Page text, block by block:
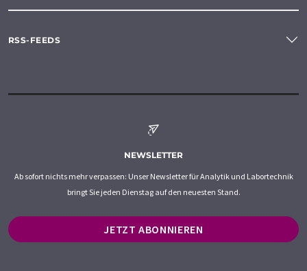
RSS-FEEDS
NEWSLETTER
Ab sofort nichts mehr verpassen: Unser Newsletter für Analytik und Labortechnik
bringt Sie jeden Dienstag auf den neuesten Stand.
JETZT ABONNIEREN